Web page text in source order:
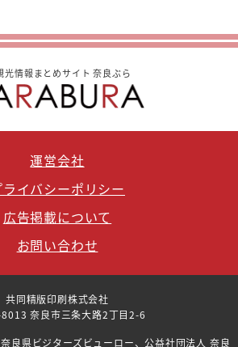
光情報まとめサイト 奈良ぶら
運営会社
ライバシーポリシー
広告掲載について
お問い合わせ
共同精版印刷株式会社
奈良市三条大路2丁目2-6
良県ビジターズビューロー、公益社団法人 奈良